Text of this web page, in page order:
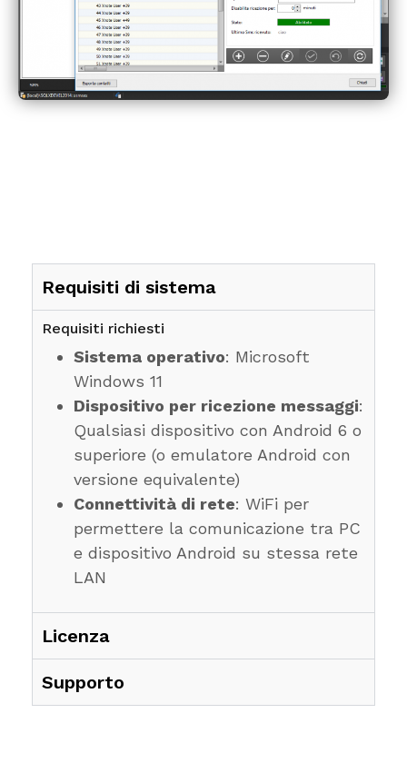
Requisiti di sistema
Requisiti richiesti
Sistema operativo: Microsoft
Windows 11
Dispositivo per ricezione messaggi:
Qualsiasi dispositivo con Android 6 o
superiore (o emulatore Android con
versione equivalente)
Connettività di rete: WiFi per
permettere la comunicazione tra PC
e dispositivo Android su stessa rete
LAN
Licenza
Supporto